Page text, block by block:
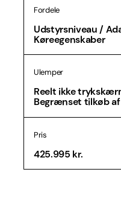
Fordele
Udstyrsniveau /
Køreegenskaber
Ulemper
Reelt ikke
Begrænset tilkøb
Pris
425.995 kr.